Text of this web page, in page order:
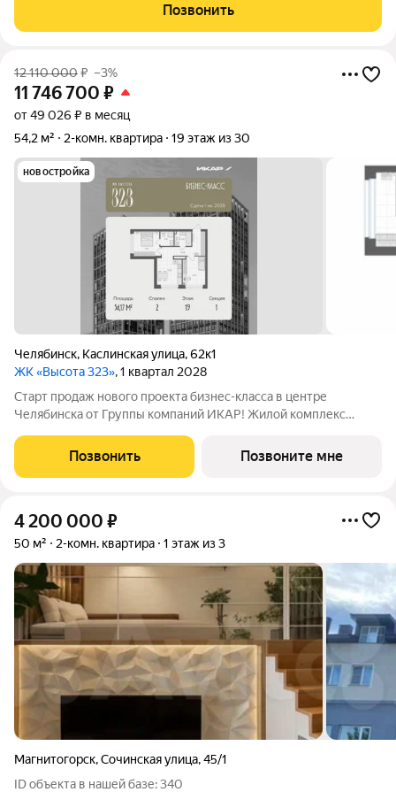
доступности находятся детский сад № 158, школа № 28,
Академический лицей. Так
Позвонить
12 110 000₽ –3%
11 746 700 ₽
от 49 026 ₽ в месяц
54,2 м²
2-комн. квартира 19 этаж из 30
новостройка
Челябинск, Каслинская улица,62к1
ЖК «Высота 323», 1 квартал 2028
Старт продаж нового проекта бизнес-класса в центре
Челябинска от Группы компаний ИКАР! Жилой комплекс
Кашириных и Каслинская. До прогулочной набережной реки
Миасс пять минут пешком, до КРК
Позвонить Позвоните мне
4 200 000 ₽
50 м² 2-комн. квартира 1 этаж из 3
Магнитогорск,Сочинская улица,45/1
ID объекта в нашей базе: 340